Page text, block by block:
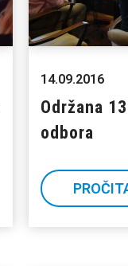
14.09.2016
Održana
odbora